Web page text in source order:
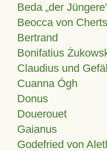
Beda „der
Beocca von
Bertrand
Bonifatius
Claudius und
Cuanna Ógh
Donus
Douerouet
Gaianus
Godefried von